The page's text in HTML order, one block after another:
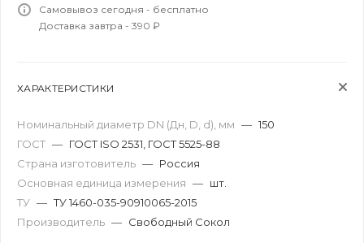
Самовывоз сегодня - бесплатно
Доставка завтра - 390 ₽
ХАРАКТЕРИСТИКИ
Номинальный диаметр DN (Дн, D, d), мм — 150
ГОСТ — ГОСТ ISO 2531, ГОСТ 5525-88
Страна изготовитель — Россия
Основная единица измерения — шт.
ТУ — ТУ 1460-035-90910065-2015
Производитель — Свободный Сокол